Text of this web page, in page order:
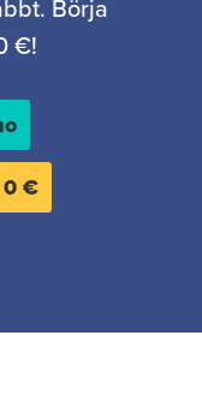
Börja
€!
0 €